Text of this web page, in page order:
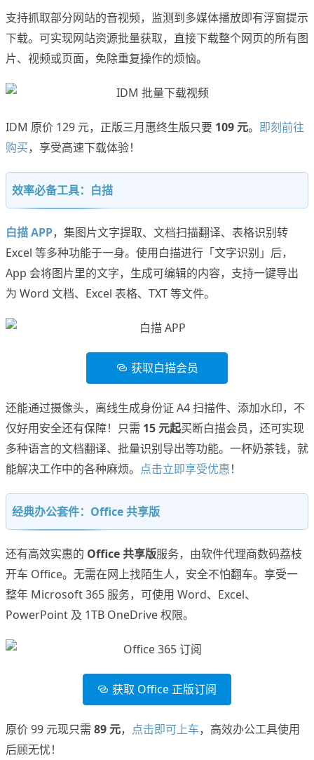
支持抓取部分网站的音视频，监测到多媒体播放即有浮窗提示
下载。可实现网站资源批量获取，直接下载整个网页的所有图
片、视频或页面，免除重复操作的烦恼。
IDM 原价 129 元，正版三月惠终生版只要 109 元。 即刻前往
购买，享受高速下载体验！
效率必备工具：白描
白描 APP，集图片文字提取、文档扫描翻译、表格识别转
Excel 等多种功能于一身。使用白描进行「文字识别」后，
App 会将图片里的文字，生成可编辑的内容，支持一键导出
为 Word 文档、Excel 表格、TXT 等文件。
获取白描会员
还能通过摄像头，离线生成身份证 A4 扫描件、添加水印，不
仅好用安全还有保障！只需 15 元起买断白描会员，还可实现
多种语言的文档翻译、批量识别导出等功能。一杯奶茶钱，就
能解决工作中的各种麻烦。 点击立即享受优惠！
经典办公套件：Office 共享版
还有高效实惠的 Office 共享版服务，由软件代理商数码荔枝
开车 Office。无需在网上找陌生人，安全不怕翻车。享受一
整年 Microsoft 365 服务，可使用 Word、Excel、
PowerPoint 及 1TB OneDrive 权限。
获取 Office 正版订阅
原价 99 元现只需 89 元， 点击即可上车，高效办公工具使用
后顾无忧！